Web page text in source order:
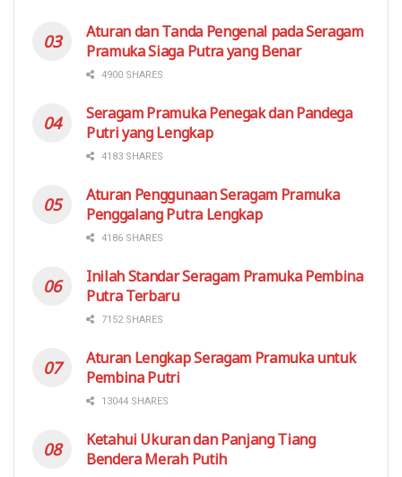
Aturan dan Tanda Pengenal pada Seragam
Pramuka Siaga Putra yang Benar
4900 SHARES
Seragam Pramuka Penegak dan Pandega
Putri yang Lengkap
4183 SHARES
Aturan Penggunaan Seragam Pramuka
Penggalang Putra Lengkap
4186 SHARES
Inilah Standar Seragam Pramuka Pembina
Putra Terbaru
7152 SHARES
Aturan Lengkap Seragam Pramuka untuk
Pembina Putri
13044 SHARES
Ketahui Ukuran dan Panjang Tiang
Bendera Merah Putih